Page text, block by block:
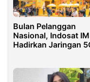
Bulan Pelanggan
Nasional, Indosat
Hadirkan Jaringan